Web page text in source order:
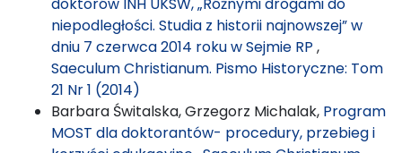
niepodległości. Studia z historii najnowszej” w
dniu 7 czerwca 2014 roku w Sejmie RP ,
Saeculum Christianum. Pismo Historyczne: Tom
21 Nr 1 (2014)
Barbara Świtalska, Grzegorz Michalak, Program
MOST dla doktorantów- procedury, przebieg i